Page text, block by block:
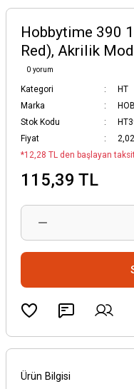
Hobbytime 390
Red), Akrilik
0 yorum
Kategori
HT
Marka
Stok Kodu
Fiyat
*12,28 TL den başlayan
115,39 TL
Ürün Bilgisi